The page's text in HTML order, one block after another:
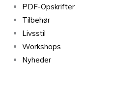
PDF-Opskrifter
Tilbehør
Livsstil
Workshops
Nyheder